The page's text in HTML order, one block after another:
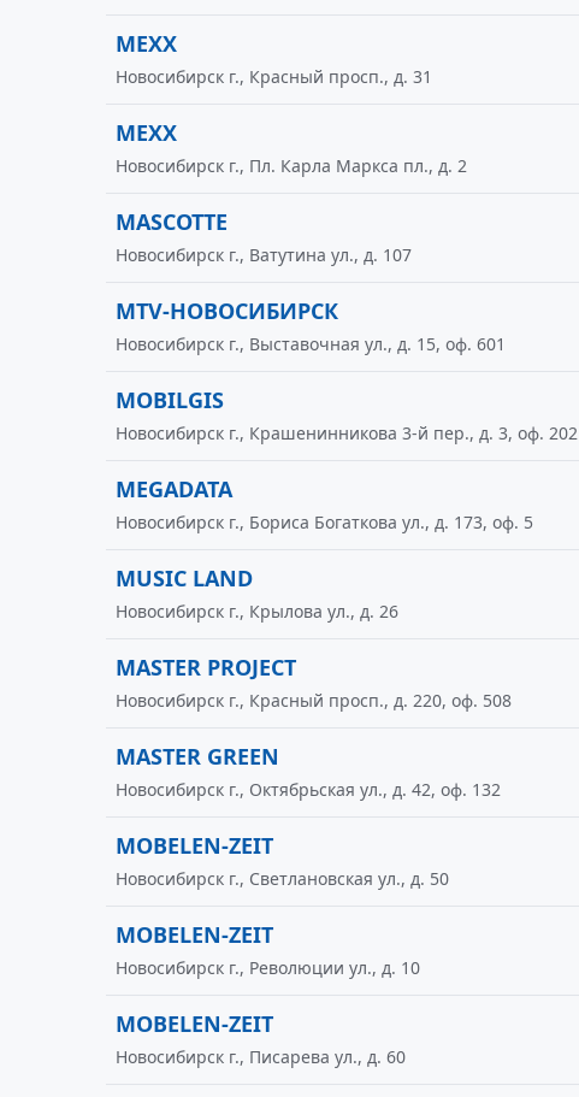
MEXX
Новосибирск г., Красный просп., д. 31
MEXX
Новосибирск г., Пл. Карла Маркса пл., д. 2
MASCOTTE
Новосибирск г., Ватутина ул., д. 107
MTV-НОВОСИБИРСК
Новосибирск г., Выставочная ул., д. 15, оф. 601
MOBILGIS
Новосибирск г., Крашенинникова 3-й пер., д. 3, оф. 202
MEGADATA
Новосибирск г., Бориса Богаткова ул., д. 173, оф. 5
MUSIC LAND
Новосибирск г., Крылова ул., д. 26
MASTER PROJECT
Новосибирск г., Красный просп., д. 220, оф. 508
MASTER GREEN
Новосибирск г., Октябрьская ул., д. 42, оф. 132
MOBELEN-ZEIT
Новосибирск г., Светлановская ул., д. 50
MOBELEN-ZEIT
Новосибирск г., Революции ул., д. 10
MOBELEN-ZEIT
Новосибирск г., Писарева ул., д. 60